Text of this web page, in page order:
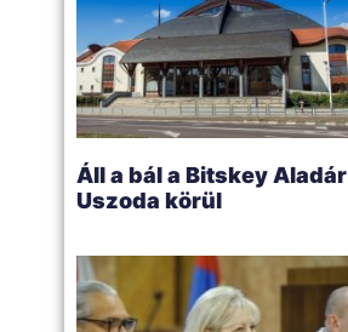
Áll a bál a Bitskey Aladár
Uszoda körül